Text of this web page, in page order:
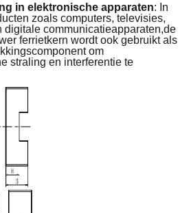
in elektronische apparaten: In
zoals computers, televisies,
digitale communicatieapparaten,de
ferrietkern wordt ook gebruikt als
om
straling en interferentie te